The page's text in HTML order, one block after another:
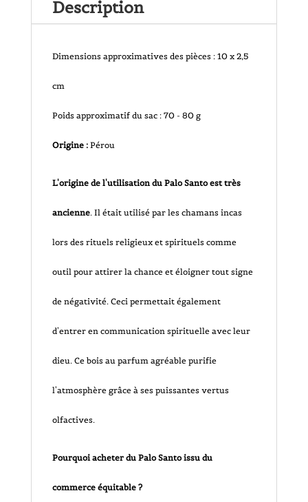
(issu
commerce
équitable)
Description
Dimensions approximatives des pièces : 10 x 2,5
cm
Poids approximatif du sac : 70 - 80 g
Origine :Pérou
L'origine de l'utilisation du Palo Santo est très
ancienne. Il était utilisé par les chamans incas
lors des rituels religieux et spirituels comme
outil pour attirer la chance et éloigner tout signe
de négativité. Ceci permettait également
d'entrer en communication spirituelle avec leur
dieu. Ce bois au parfum agréable purifie
l'atmosphère grâce à ses puissantes vertus
olfactives.
Pourquoi acheter du Palo Santo issu du
commerce équitable ?